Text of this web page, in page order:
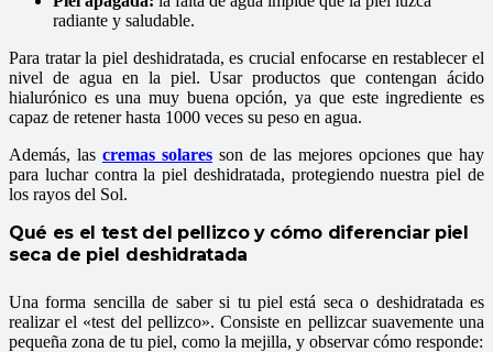
radiante y saludable.
Para tratar la piel deshidratada, es crucial enfocarse en restablecer el
nivel de agua en la piel. Usar productos que contengan ácido
hialurónico es una muy buena opción, ya que este ingrediente es
capaz de retener hasta 1000 veces su peso en agua.
Además, las cremas solares son de las mejores opciones que hay
para luchar contra la piel deshidratada, protegiendo nuestra piel de
los rayos del Sol.
Qué es el test del pellizco y cómo diferenciar piel
seca de piel deshidratada
Una forma sencilla de saber si tu piel está seca o deshidratada es
realizar el «test del pellizco». Consiste en pellizcar suavemente una
pequeña zona de tu piel, como la mejilla, y observar cómo responde: